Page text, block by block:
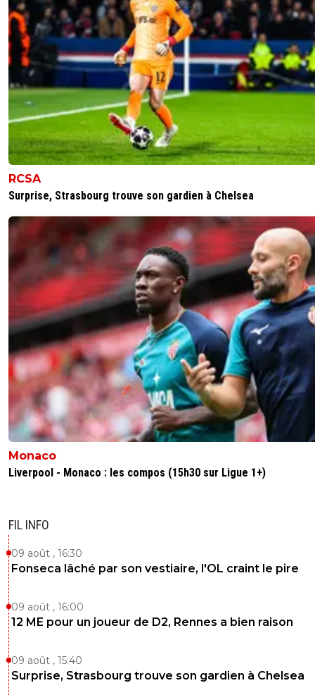
RCSA
Surprise, Strasbourg trouve son gardien à Chelsea
Monaco
Liverpool - Monaco : les compos (15h30 sur Ligue 1+)
FIL INFO
09 août , 16:30
Fonseca lâché par son vestiaire, l'OL craint le pire
09 août , 16:00
12 ME pour un joueur de D2, Rennes a bien raison
09 août , 15:40
Surprise, Strasbourg trouve son gardien à Chelsea